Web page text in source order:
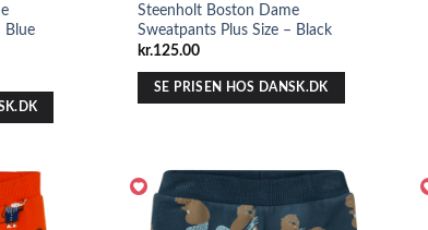
Blue
Steenholt Boston Dame
Sweatpants Plus Size – Black
kr.125.00
SE PRISEN HOS DANSK.DK